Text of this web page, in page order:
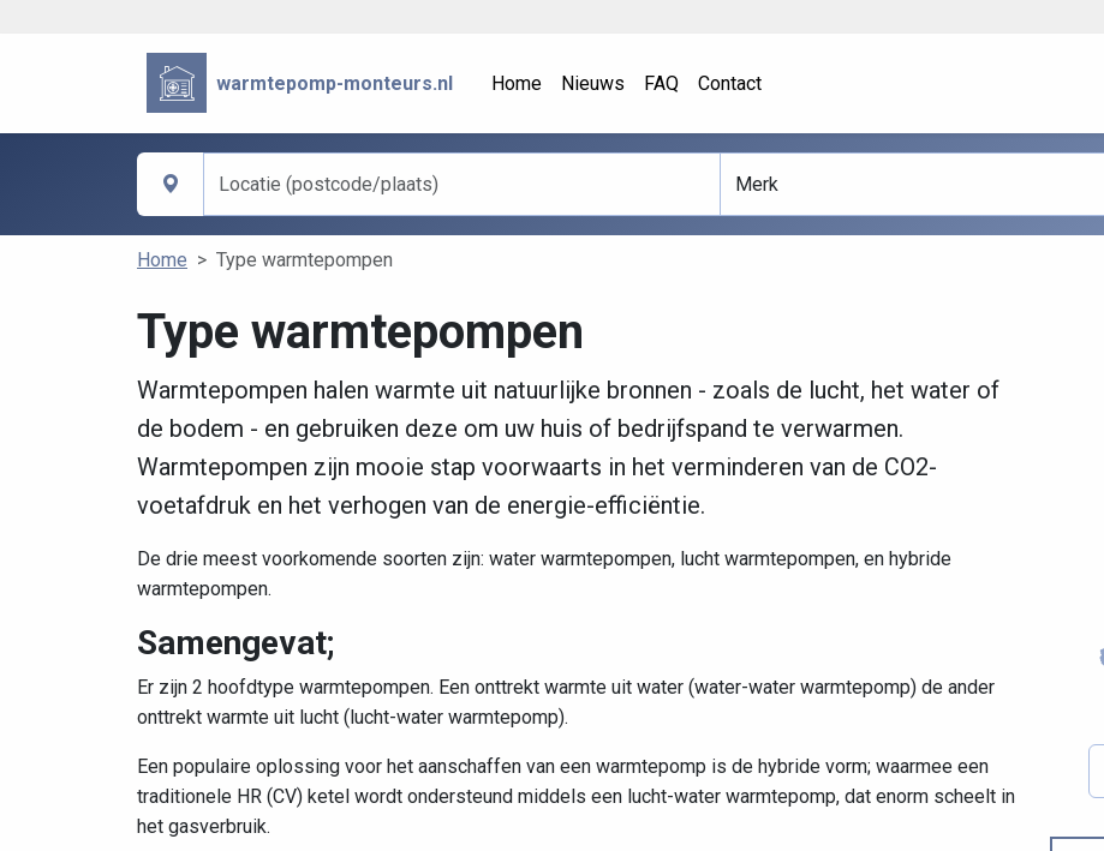
warmtepomp-monteurs.nl Home Nieuws FAQ Contact
Home Type warmtepompen
Type warmtepompen
Warmtepompen halen warmte uit natuurlijke bronnen - zoals de lucht, het water of
de bodem - en gebruiken deze om uw huis of bedrijfspand te verwarmen.
Warmtepompen zijn mooie stap voorwaarts in het verminderen van de CO2-
voetafdruk en het verhogen van de energie-efficiëntie.
De drie meest voorkomende soorten zijn: water warmtepompen, lucht warmtepompen, en hybride
warmtepompen.
Samengevat;
Er zijn 2 hoofdtype warmtepompen. Een onttrekt warmte uit water (water-water warmtepomp) de ander
onttrekt warmte uit lucht (lucht-water warmtepomp).
Een populaire oplossing voor het aanschaffen van een warmtepomp is de hybride vorm; waarmee een
traditionele HR (CV) ketel wordt ondersteund middels een lucht-water warmtepomp, dat enorm scheelt in
het gasverbruik.